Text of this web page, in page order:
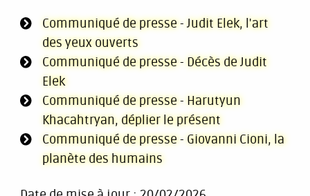
Communiqué de presse - Judit Elek, l'art
des yeux ouverts
Communiqué de presse - Décès de Judit
Elek
Communiqué de presse - Harutyun
Khacahtryan, déplier le présent
Communiqué de presse - Giovanni Cioni, la
planète des humains